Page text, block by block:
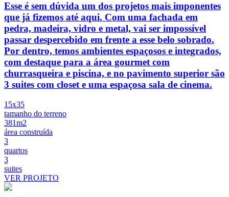
Esse é sem dúvida um dos projetos mais imponentes
que já fizemos até aqui. Com uma fachada em
pedra, madeira, vidro e metal, vai ser impossível
passar despercebido em frente a esse belo sobrado.
Por dentro, temos ambientes espaçosos e integrados,
com destaque para a área gourmet com
churrasqueira e piscina, e no pavimento superior são
3 suites com closet e uma espaçosa sala de cinema.
15x35
tamanho do terreno
381m2
área construída
3
quartos
3
suites
VER PROJETO